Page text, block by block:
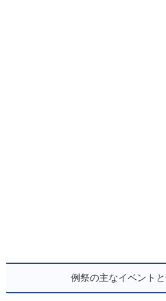
例祭の主なイベント